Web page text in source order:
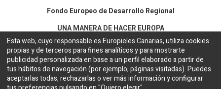
Fondo Europeo de Desarrollo Regional
UNA MANERA DE HACER EUROPA
Aviso legal y política de privacidad
Copyright © EUROPIELES CANARIAS 2015 S.L.
Esta web, cuyo responsable es Europieles Canarias, utiliza cookies
propias y de terceros para fines analíticos y para mostrarte
publicidad personalizada en base a un perfil elaborado a partir de
tus hábitos de navegación (por ejemplo, páginas visitadas). Puedes
aceptarlas todas, rechazarlas o ver más información y configurar